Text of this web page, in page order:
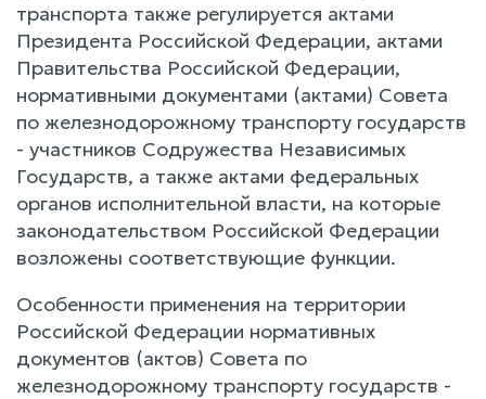
транспорта также регулируется актами
Президента Российской Федерации, актами
Правительства Российской Федерации,
нормативными документами (актами) Совета
по железнодорожному транспорту государств
- участников Содружества Независимых
Государств, а также актами федеральных
органов исполнительной власти, на которые
законодательством Российской Федерации
возложены соответствующие функции.
Особенности применения на территории
Российской Федерации нормативных
документов (актов) Совета по
железнодорожному транспорту государств -